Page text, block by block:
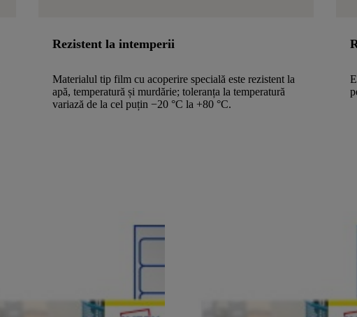
Rezistent la intemperii
Materialul tip film cu acoperire specială este rezistent la
apă, temperatură și murdărie; toleranța la temperatură
variază de la cel puțin −20 °C la +80 °C.